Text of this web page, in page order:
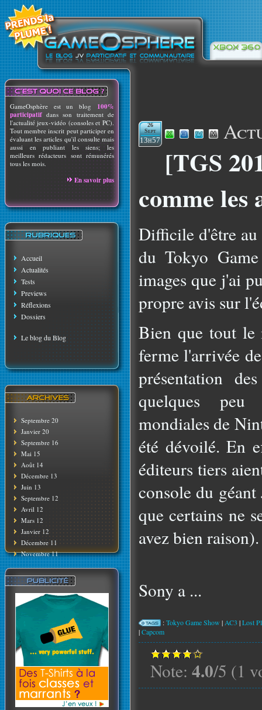
GameOsphère est un blog 100%
participatif dans son traitement de
l'actualité jeux-vidéo (consoles et PC).
Tout membre inscrit peut participer en
évaluant les articles qu'il consulte mais
aussi en publiant les siens; les
meilleurs rédacteurs sont rémunérés
tous les mois.
En savoir plus
Accueil
Actualités
Tests
Previews
Réflexions
Dossiers
Le blog du Blog
Septembre 20
Janvier 20
Septembre 16
Mai 15
Août 14
Décembre 13
Juin 13
Septembre 12
Avril 12
Mars 12
Janvier 12
Décembre 11
Novembre 11
26
Sept
13h57
[TGS
comme les
Difficile d'être au
du Tokyo
images que j'ai
propre avis sur
Bien que tout le
ferme l'arrivée
présentation
quelques peu
mondiales de
été dévoilé. En
éditeurs tiers
console du
que certains ne
avez bien raison).
Sony a ...
:Tokyo Game Show | AC3 |Lost
|Capcom
Note: 4.0/5 (1